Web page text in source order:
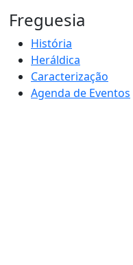
Freguesia
História
Heráldica
Caracterização
Agenda de Eventos